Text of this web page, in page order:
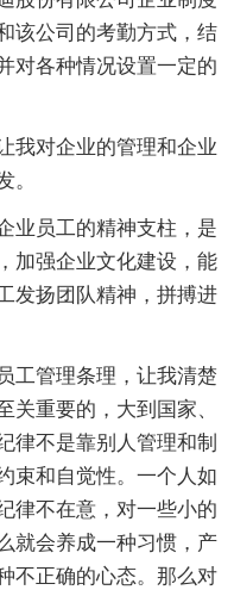
该公司的考勤方式，结
对各种情况设置一定的
我对企业的管理和企业
。
业员工的精神支柱，是
加强企业文化建设，能
发扬团队精神，拼搏进
工管理条理，让我清楚
关重要的，大到国家、
律不是靠别人管理和制
束和自觉性。一个人如
律不在意，对一些小的
就会养成一种习惯，产
不正确的心态。那么对